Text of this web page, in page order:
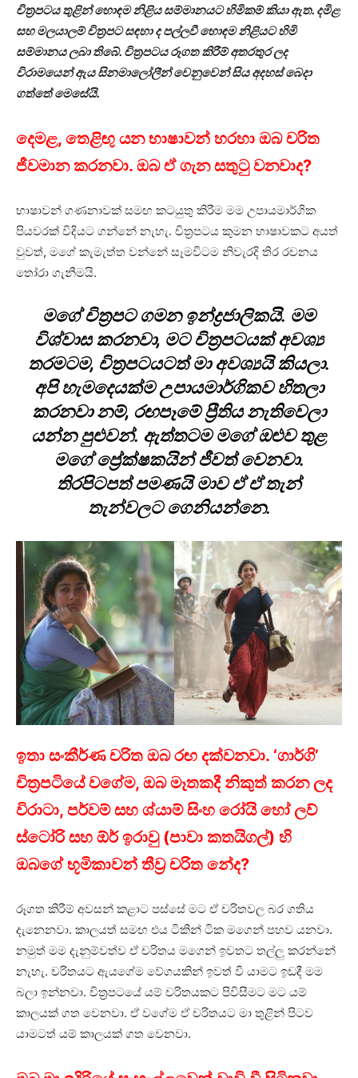
චිත්‍රපටය තුළින් හොඳම නිළිය සම්මානයට හිමිකම් කියා ඇත. දමිළ
සහ මලයාලම් චිත්‍රපට සඳහා ද පල්ලවී හොඳම නිළියට හිමි
සම්මානය ලබා තිබේ. චිත්‍රපටය රූගත කිරීම් අතරතුර ලද
විරාමයෙන් ඇය සිනමාලෝලීන් වෙනුවෙන් සිය අදහස් බෙදා
ගත්තේ මෙසේයි.
දෙමළ, තෙළිඟු යන භාෂාවන් හරහා ඔබ චරිත
ජීවමාන කරනවා. ඔබ ඒ ගැන සතුටු වනවාද?
භාෂාවන් ගණනාවක් සමඟ කටයුතු කිරීම මම උපායමාර්ගික
පියවරක් විදියට ගන්නේ නැහැ. චිත්‍රපටය කුමන භාෂාවකට අයත්
වුවත්, මගේ කැමැත්ත වන්නේ සෑමවිටම නිවැරදි තිර රචනය
තෝරා ගැනීමයි.
මගේ චිත්‍රපට ගමන ඉන්ද්‍රජාලිකයි. මම
විශ්වාස කරනවා, මට චිත්‍රපටයක් අවශ්‍ය
තරමටම, චිත්‍රපටයටත් මා අවශ්‍යයි කියලා.
අපි හැමදෙයක්ම උපායමාර්ගිකව හිතලා
කරනවා නම්, රඟපෑමේ ප්‍රීතිය නැතිවෙලා
යන්න පුළුවන්. ඇත්තටම මගේ ඔළුව තුළ
මගේ ප්‍රේක්ෂකයින් ජීවත් වෙනවා.
තිරපිටපත් පමණයි මාව ඒ ඒ තැන්
තැන්වලට ගෙනියන්නෙ.
ඉතා සංකීර්ණ චරිත ඔබ රඟ දක්වනවා. ‘ගාර්ගි’
චිත්‍රපටියේ වගේම, ඔබ මෑතකදී නිකුත් කරන ලද
විරාටා, පර්වම් සහ ශ්යාම් සිංහ රෝයි හෝ ලව්
ස්ටෝරි සහ ඕර් ඉරාවු (පාවා කතයිගල්) හි
ඔබගේ භූමිකාවන් තීව්‍ර චරිත නේද?
රූගත කිරීම් අවසන් කළාට පස්සේ මට ඒ චරිතවල බර ගතිය
දැනෙනවා. කාලයත් සමඟ එය ටිකින් ටික මගෙන් පහව යනවා.
නමුත් මම දැනුම්වත්ව ඒ චරිතය මගෙන් ඉවතට තල්ලු කරන්නේ
නැහැ. චරිතයට ඇයගේම වේගයකින් ඉවත් වී යාමට ඉඩදී මම
බලා ඉන්නවා. චිත්‍රපටයේ යම් චරිතයකට පිවිසීමට මට යම්
කාලයක් ගත වෙනවා. ඒ වගේම ඒ චරිතයට මා තුළින් පිටව
යාමටත් යම් කාලයක් ගත වෙනවා.